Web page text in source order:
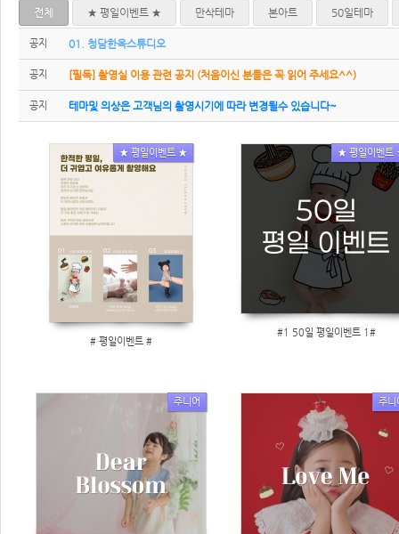
전체 ★ 평일이벤트 ★ 만삭테마 본아트 50일테마
공지 01. 청담한옥스튜디오
공지 [필독] 촬영실 이용 관련 공지 (처음이신 분들은 꼭 읽어 주세요^^)
공지 테마및 의상은 고객님의 촬영시기에 따라 변경될수 있습니다~
★ 평일이벤트 ★
# 평일이벤트 #
★ 평일이벤트
#1 50일 평일이벤트 1#
주니어 주니